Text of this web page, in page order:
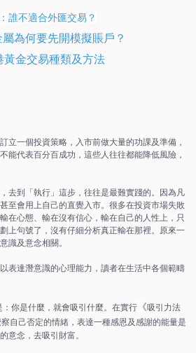
誰不適合外匯交易？
為何要先開模擬賬戶？
金交易種類及方法
立一個投資策略，入市前做大量的功課及準備，
能代表百分百成功，這些人往往都能降低風險，
去到「執行」這步，往往是最難實踐的。因為凡
至會用上自己的直覺入市。很多在投資市場失敗
在心態、輸在沒有信心，輸在自己的人性上，只
上句號了，沒有仔細分析真正輸在那裡。原來一
識及意念相關。
表達潛意識的心理能力，讀者在生活中各個範疇
你是什麼，就會吸引什麼。在實行 《吸引力法
自己否定的情緒，表達一種感恩及感謝的能量是
意念，去吸引財富。